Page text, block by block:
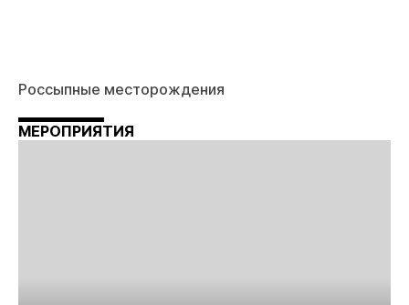
Россыпные месторождения
МЕРОПРИЯТИЯ